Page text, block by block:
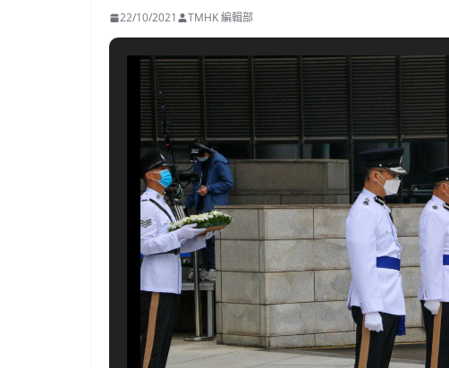
22/10/2021 TMHK 編輯部